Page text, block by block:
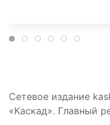
Сетевое издание
«Каскад». Главный